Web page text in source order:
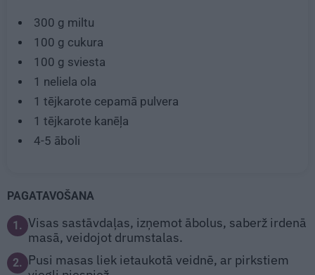
300 g miltu
100 g cukura
100 g sviesta
1 neliela ola
1 tējkarote cepamā pulvera
1 tējkarote kanēļa
4-5 āboli
PAGATAVOŠANA
1. Visas sastāvdaļas, izņemot ābolus, saberž irdenā
masā, veidojot drumstalas.
2.
Pusi masas liek ietaukotā veidnē, ar pirkstiem